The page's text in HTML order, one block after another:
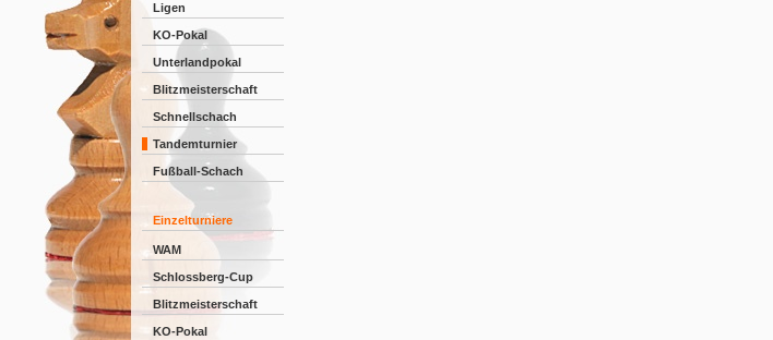
Ligen
KO-Pokal
Unterlandpokal
Blitzmeisterschaft
Schnellschach
Tandemturnier
Fußball-Schach
Einzelturniere
WAM
Schlossberg-Cup
Blitzmeisterschaft
KO-Pokal